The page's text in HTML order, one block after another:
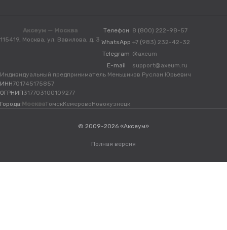
Аксеум — Москва
115419, Москва, ул. Вавилова, д. 3
Телефон 8 (800) 222-98-57
WhatsApp +7 (983) 232-42-32
Telegram @axeum
E-mail
support@axeum.ru
Индивидуальный предприниматель Меньшиков Руслан Юрьевич
ИНН701745175857
ОГРНИП317703100109277
Города: МоскваТомскКемеровоНовокузнецк
© 2009-2026 «Аксеум»
Полная версия